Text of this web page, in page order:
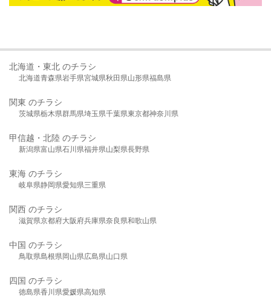
北海道・東北 のチラシ
北海道青森県岩手県宮城県秋田県山形県福島県
関東 のチラシ
茨城県栃木県群馬県埼玉県千葉県東京都神奈川県
甲信越・北陸 のチラシ
新潟県富山県石川県福井県山梨県長野県
東海 のチラシ
岐阜県静岡県愛知県三重県
関西 のチラシ
滋賀県京都府大阪府兵庫県奈良県和歌山県
中国 のチラシ
鳥取県島根県岡山県広島県山口県
四国 のチラシ
徳島県香川県愛媛県高知県